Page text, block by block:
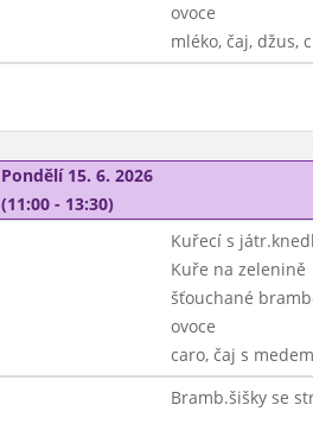
ovoce
mléko, čaj, džus,
Pondělí 15. 6. 2026
(11:00 - 13:30)
Kuřecí s
Kuře na zelenině
šťouchané
ovoce
caro, čaj s
Bramb.šišky se